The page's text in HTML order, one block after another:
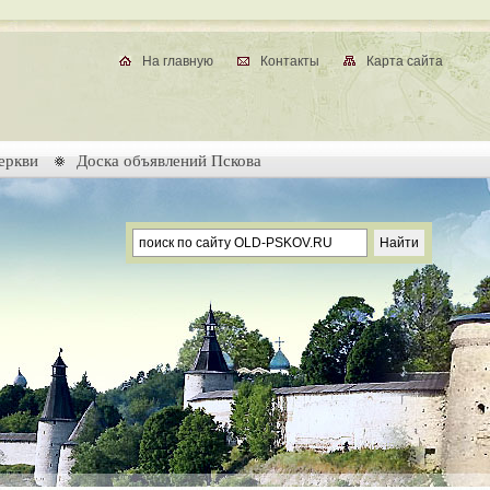
На главную Контакты Карта сайта
Доска объявлений Пскова